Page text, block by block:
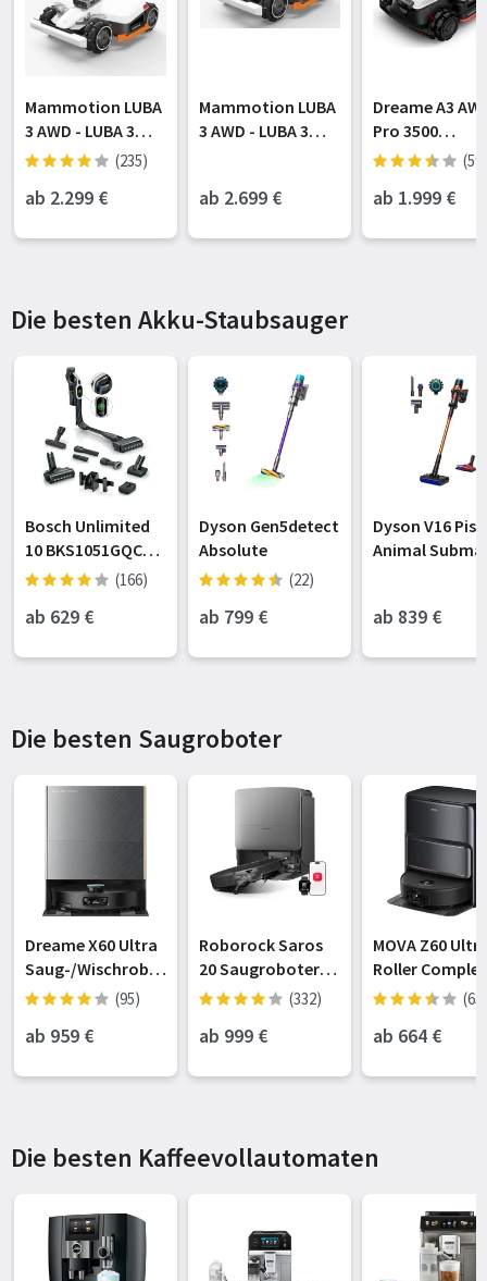
Mammotion LUBA
3 AWD - LUBA 3
AWD 1500 | 1500㎡
(235)
ab 2.299 €
Mammotion LUBA
3 AWD - LUBA 3
ab 2.699 €
Dreame A3
Pro 3500
Mähroboter,
EdgeMaster 2.0
(59)
ab 1.999 €
Die besten Akku-Staubsauger
Bosch Unlimited
10 BKS1051GQC
Akku-
(166)
ab 629 €
Dyson Gen5detect
Absolute
(22)
ab 799 €
Dyson V16
Animal
schwarz/
ab 839 €
Die besten Saugroboter
Dreame X60 Ultra
Saug-/Wischrobo
ter schwarz inkl.
gsstation
(95)
ab 959 €
Roborock Saros
20 Saugroboter
mit
ngebbarem
(332)
ab 999 €
MOVA Z60
Roller
Schwarz
ab 664 €
Die besten Kaffeevollautomaten